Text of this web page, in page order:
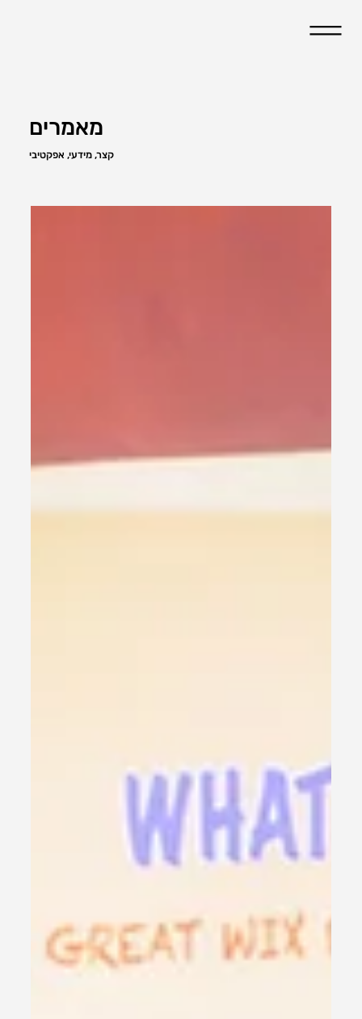
מאמרים
קצר, מידעי, אפקטיבי